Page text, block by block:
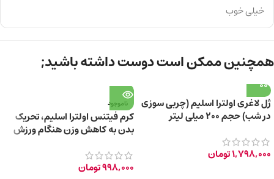
خیلی خوب
همچنین ممکن است دوست داشته باشید;
ژل لاغری اولترا اسلیم (چربی سوزی
در شب) حجم ۲۰۰ میلی لیتر
1,798,000تومان
ناموجود
کرم فیتنس اولترا اسلیم، تحریک
بدن به کاهش وزن هنگام ورزش
998,000تومان